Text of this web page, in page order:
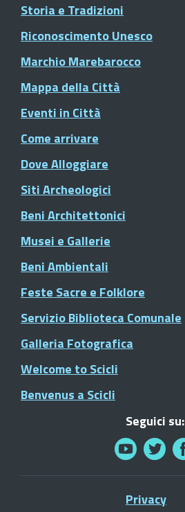
Storia e Tradizioni
Riconoscimento Unesco
Marchio Marebarocco
Mappa della Città
Eventi in Città
Come arrivare
Dove Alloggiare
Siti Archeologici
Beni Architettonici
Musei e Gallerie
Beni Ambientali
Feste Sacre e Folklore
Servizio Biblioteca Comunale
Galleria Fotografica
Welcome to Scicli
Benvenus a Scicli
Seguici su:
Privacy